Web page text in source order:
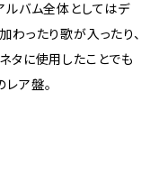
ルバム全体としてはデ
わったり歌が入ったり、
タに使用したことでも
ア盤。